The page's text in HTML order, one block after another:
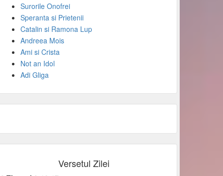
Surorile Onofrei
Speranta si Prietenii
Catalin si Ramona Lup
Andreea Mois
Ami si Crista
Not an Idol
Adi Gliga
Versetul Zilei